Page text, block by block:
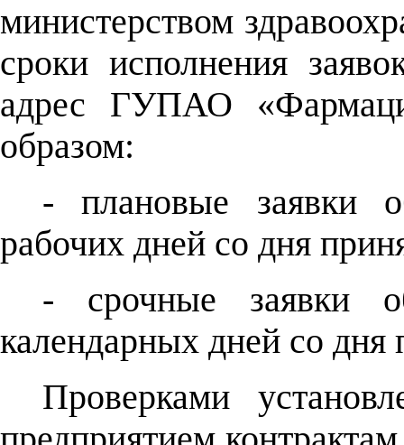
министерством
сроки исполнения
адрес ГУПАО
образом:
- плановые заявки
рабочих дней со дня
- срочные заявки
календарных дней со дня
Проверками